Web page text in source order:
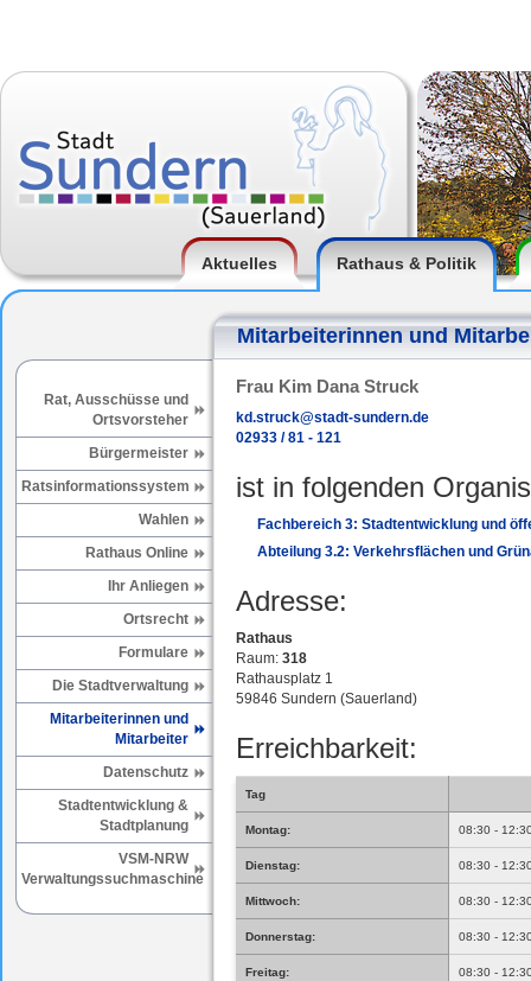
Aktuelles Rathaus & Politik
Mitarbeiterinnen und
Rat, Ausschüsse und
Ortsvorsteher
Bürgermeister
Ratsinformationssystem
Wahlen
Rathaus Online
Ihr Anliegen
Ortsrecht
Formulare
Die Stadtverwaltung
Mitarbeiterinnen und
Mitarbeiter
Datenschutz
Stadtentwicklung &
Stadtplanung
VSM-NRW
Verwaltungssuchmaschine
Frau Kim Dana Struck
kd.struck@stadt-sundern.de
02933 / 81 - 121
ist in folgenden
Fachbereich 3: Stadtentwicklung und
Abteilung 3.2: Verkehrsflächen und
Adresse:
Rathaus
Raum: 318
Rathausplatz 1
59846 Sundern (Sauerland)
Erreichbarkeit:
Tag
Montag: 08:30 -
Dienstag: 08:30 -
Mittwoch: 08:30 -
Donnerstag: 08:30 -
Freitag: 08:30 -